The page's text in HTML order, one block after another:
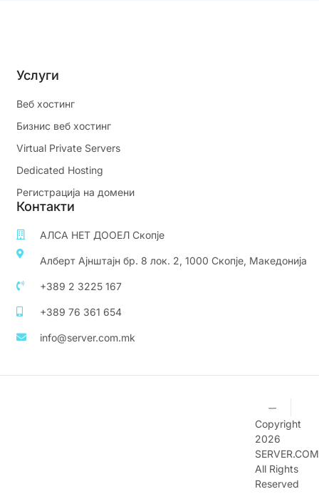
Услуги
Веб хостинг
Бизнис веб хостинг
Virtual Private Servers
Dedicated Hosting
Регистрација на домени
Контакти
АЛСА НЕТ ДООЕЛ Скопје
Алберт Ајнштајн бр. 8 лок. 2, 1000 Скопје, Македонија
+389 2 3225 167
+389 76 361 654
info@server.com.mk
Copyright
2026
All Rights
Reserved